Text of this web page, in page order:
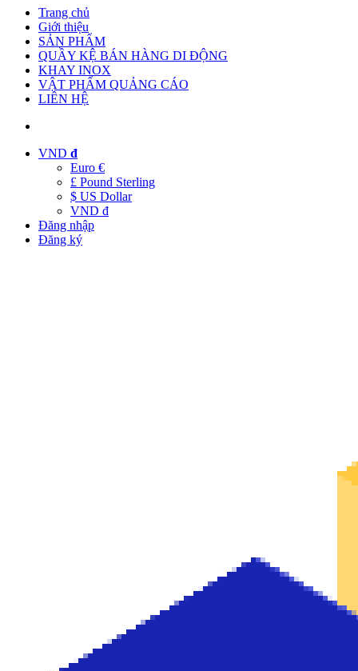
Trang chủ
Giới thiệu
SẢN PHẨM
QUẦY KỆ BÁN HÀNG DI ĐỘNG
KHAY INOX
VẬT PHẨM QUẢNG CÁO
LIÊN HỆ
VND đ
Euro €
£ Pound Sterling
$ US Dollar
VND đ
Đăng nhập
Đăng ký